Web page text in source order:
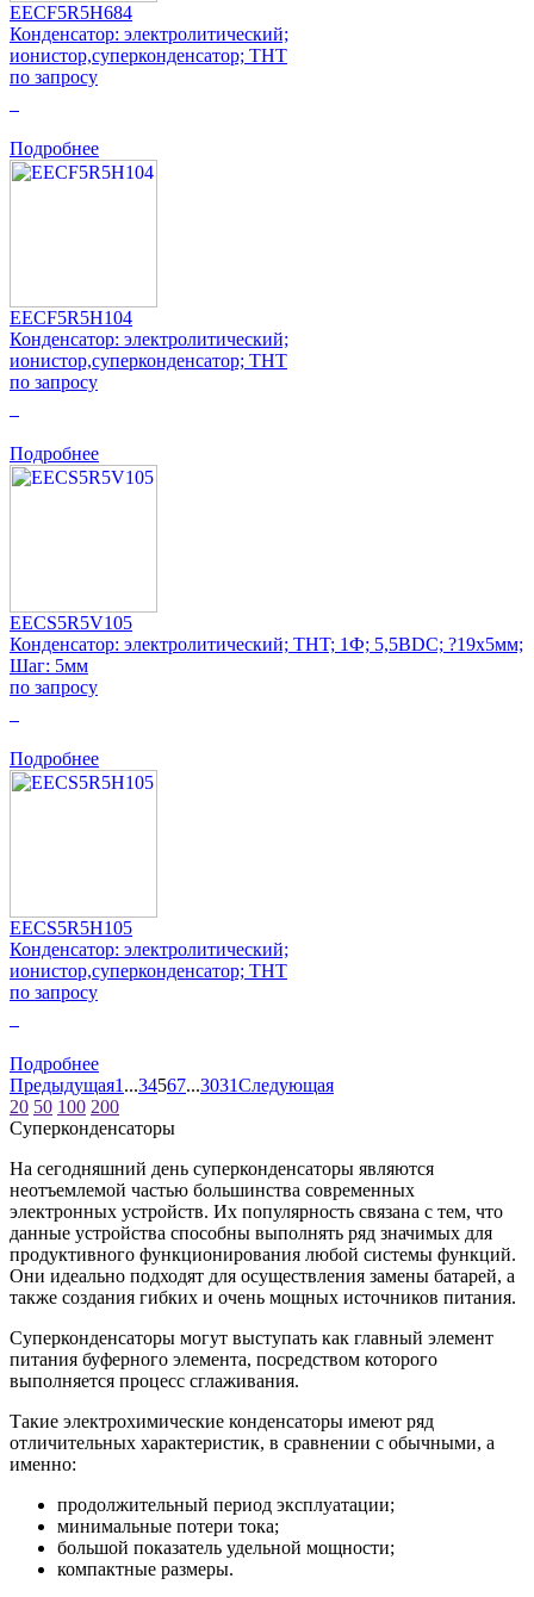
EECF5R5H684
Конденсатор: электролитический;
ионистор,суперконденсатор; THT
по запросу
Подробнее
EECF5R5H104
Конденсатор: электролитический;
ионистор,суперконденсатор; THT
по запросу
Подробнее
EECS5R5V105
Конденсатор: электролитический; THT; 1Ф; 5,5ВDC; ?19x5мм;
Шаг: 5мм
по запросу
Подробнее
EECS5R5H105
Конденсатор: электролитический;
ионистор,суперконденсатор; THT
по запросу
Подробнее
Предыдущая1 ...34567...3031Следующая
20 50 100 200
Суперконденсаторы
На сегодняшний день суперконденсаторы являются
неотъемлемой частью большинства современных
электронных устройств. Их популярность связана с тем, что
данные устройства способны выполнять ряд значимых для
продуктивного функционирования любой системы функций.
Они идеально подходят для осуществления замены батарей, а
также создания гибких и очень мощных источников питания.
Суперконденсаторы могут выступать как главный элемент
питания буферного элемента, посредством которого
выполняется процесс сглаживания.
Такие электрохимические конденсаторы имеют ряд
отличительных характеристик, в сравнении с обычными, а
именно:
продолжительный период эксплуатации;
минимальные потери тока;
большой показатель удельной мощности;
компактные размеры.